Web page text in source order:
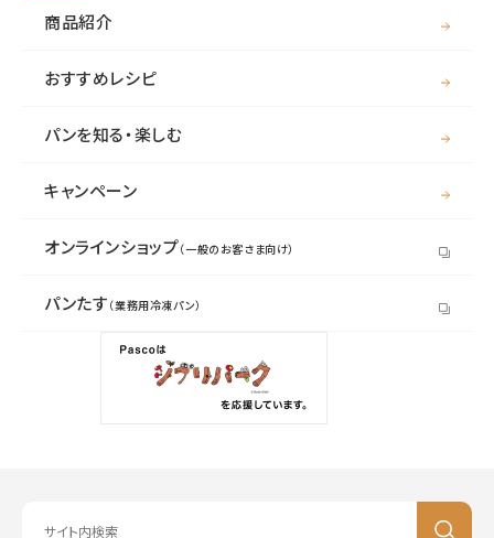
商品紹介
おすすめレシピ
パンを知る・楽しむ
キャンペーン
オンラインショップ（一般のお客さま向け）
パンたす （業務用冷凍パン）